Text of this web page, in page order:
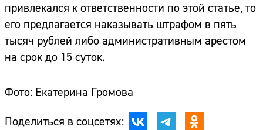
привлекался к ответственности по этой статье, то
его предлагается наказывать штрафом в пять
тысяч рублей либо административным арестом
на срок до 15 суток.
Фото: Екатерина Громова
Поделиться в соцсетях: